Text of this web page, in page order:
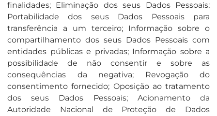
finalidades; Eliminação dos seus Dados Pessoais;
Portabilidade dos seus Dados Pessoais para
transferência a um terceiro; Informação sobre o
compartilhamento dos seus Dados Pessoais com
entidades públicas e privadas; Informação sobre a
possibilidade de não consentir e sobre as
consequências da negativa; Revogação do
consentimento fornecido; Oposição ao tratamento
dos seus Dados Pessoais; Acionamento da
Autoridade Nacional de Proteção de Dados